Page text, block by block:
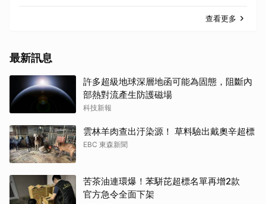
查看更多
最新訊息
許多超級地球深層地函可能為固態，阻斷內
部熱對流產生防護磁場
科技新報
雲林羊肉查出汙染源！ 草料驗出戴奧辛超標
EBC 東森新聞
苦茶油連環爆！苯駢芘超標名單再增2款
官方急令全面下架